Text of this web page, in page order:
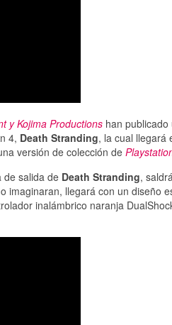
y Kojima Productions han
4, Death Stranding, la cual llegará
versión de colección de
de salida de Death Stranding,
imaginaran, llegará con un diseño
inalámbrico naranja